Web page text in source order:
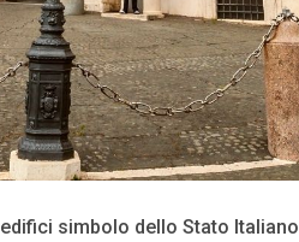
edifici simbolo dello Stato Italiano